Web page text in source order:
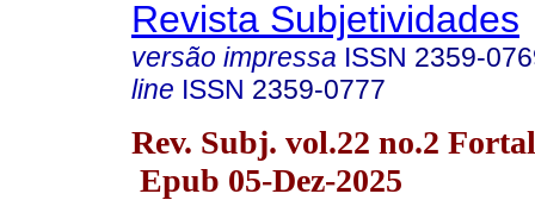
Revista Subjetividades
versão impressa ISSN 2359-
line ISSN 2359-0777
Rev. Subj. vol.22 no.2
Epub 05-Dez-2025